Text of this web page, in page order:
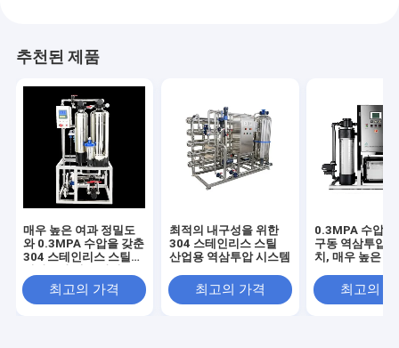
추천된 제품
매우 높은 여과 정밀도
와 0.3MPA 수압을 갖춘
304 스테인리스 스틸
최고의 가격
최적의 내구성을 위한
304 스테인리스 스틸
산업용 역삼투압 시스템
최고의 가격
0.3MPA 수압
구동 역삼투압
치, 매우 높은 여
최고의